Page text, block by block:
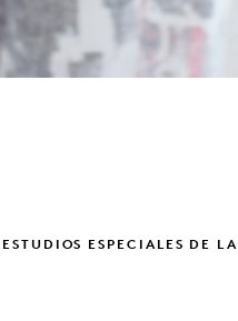
ESPECIALES DE LA